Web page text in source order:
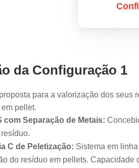
da Configuração 1
para a valorização dos seus
pellet.
com Separação de Metais:
C de Peletização: Sistema em
do resíduo em pellets. Capacidade